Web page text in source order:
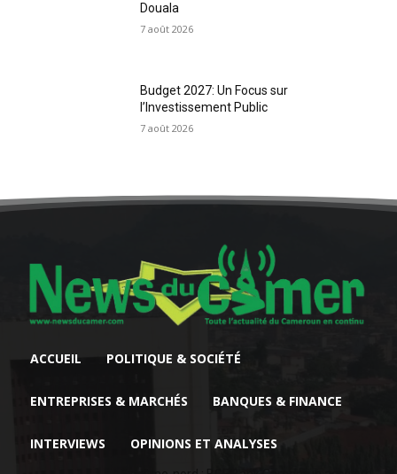
Douala
7 août 2026
Budget 2027: Un Focus sur
l’Investissement Public
7 août 2026
ACCUEIL POLITIQUE & SOCIÉTÉ
ENTREPRISES & MARCHÉS BANQUES & FINANCE
INTERVIEWS OPINIONS ET ANALYSES